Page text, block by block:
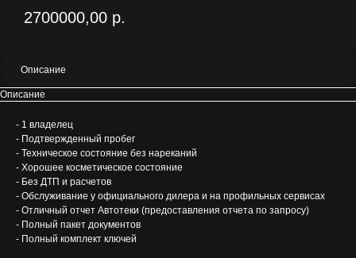
2700000,00 р.
Описание
Описание
- 1 владелец
- Подтвержденный пробег
- Техническое состояние без нареканий
- Хорошее косметическое состояние
- Без ДТП и расчетов
- Обслуживание у официального дилера и на профильных сервисах
- Отличный отчет Автотеки (предоставления отчета по запросу)
- Полный пакет документов
- Полный комплект ключей